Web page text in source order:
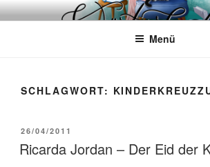
Zum
InhaltWÖRTERKATZE
Von Büchern erzählen
Menü
SCHLAGWORT:
VERÖFFENTLICHT
AM
26/04/2011
Ricarda Jordan – Der Eid der